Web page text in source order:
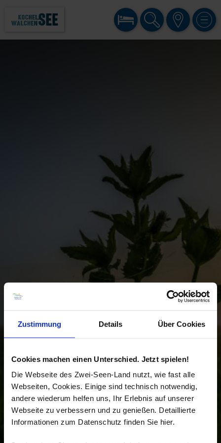
Zustimmung Details Über Cookies
Cookies machen einen Unterschied. Jetzt spielen!
Die Webseite des Zwei-Seen-Land nutzt, wie fast alle
Webseiten, Cookies. Einige sind technisch notwendig,
andere wiederum helfen uns, Ihr Erlebnis auf unserer
Webseite zu verbessern und zu genießen. Detaillierte
Informationen zum Datenschutz finden Sie hier.
BUCHEN SUCHE KARTE MENÜ